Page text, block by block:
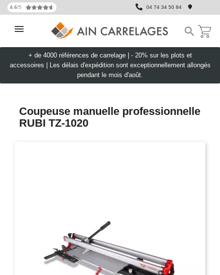
4.6/5 04 74 34 50 84

+ de 4000 références de carrelage | - 20% sur les plots et
accessoires
Les délais d'expédition sont exceptionnellement allongés
pendant le mois d'août.
Coupeuse manuelle professionnelle
RUBI TZ-1020